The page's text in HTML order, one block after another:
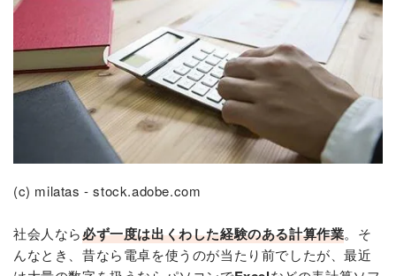
(c) milatas - stock.adobe.com
社会人なら必ず一度は出くわした経験のある計算作業。そ
んなとき、昔なら電卓を使うのが当たり前でしたが、最近